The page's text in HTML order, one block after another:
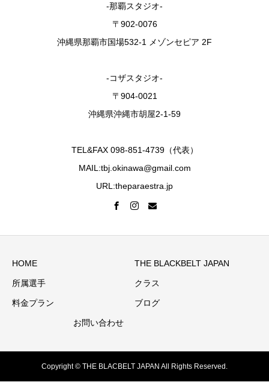
-那覇スタジオ-
〒902-0076
沖縄県那覇市国場532-1 メゾンセピア 2F
-コザスタジオ-
〒904-0021
沖縄県沖縄市胡屋2-1-59
TEL&FAX 098-851-4739（代表）
MAIL:tbj.okinawa@gmail.com
URL:theparaestra.jp
HOME THE BLACKBELT JAPAN
所属選手 クラス
料金プラン ブログ
お問い合わせ
Copyright © THE BLACBELT JAPAN All Rights Reserved.